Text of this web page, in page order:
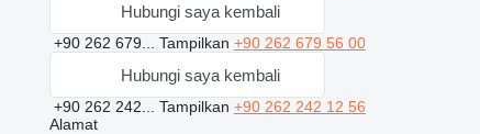
Hubungi saya kembali
+90 262 679... Tampilkan +90 262 679 56 00
Hubungi saya kembali
+90 262 242... Tampilkan +90 262 242 12 56
Alamat